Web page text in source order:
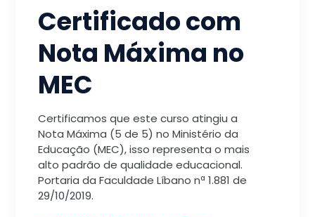
Certificado com
Nota Máxima no
MEC
Certificamos que este curso atingiu a
Nota Máxima (5 de 5) no Ministério da
Educação (MEC), isso representa o mais
alto padrão de qualidade educacional.
Portaria da Faculdade Líbano nª 1.881 de
29/10/2019.